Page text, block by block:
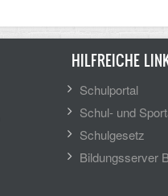
HILFREICHE
Schulportal
Schul- und
Schulgesetz
Bildungsserver